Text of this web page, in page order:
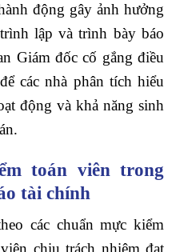
động gây ảnh hưởng
lập và trình bày báo
Giám đốc cố gắng điều
các nhà phân tích hiểu
động và khả năng sinh
toán viên trong
tài chính
các chuẩn mực kiểm
chịu trách nhiệm đạt